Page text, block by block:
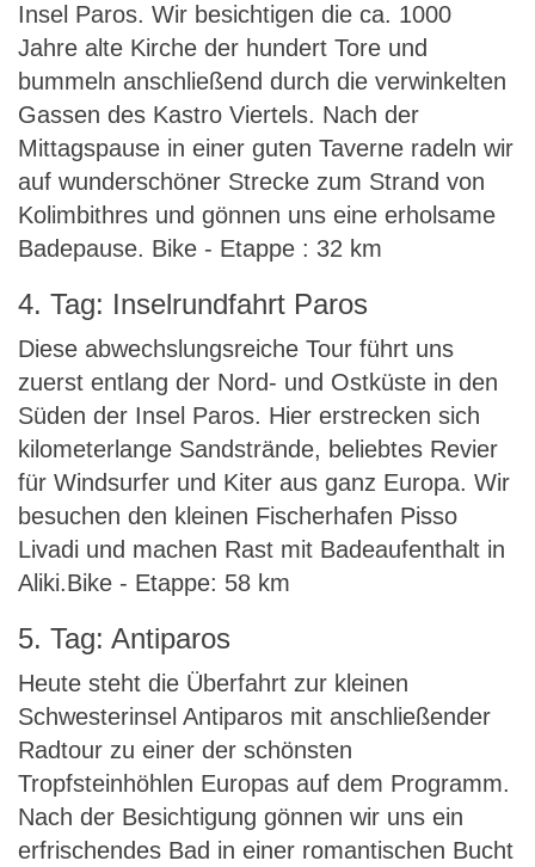
Insel Paros. Wir besichtigen die ca. 1000
Jahre alte Kirche der hundert Tore und
bummeln anschließend durch die verwinkelten
Gassen des Kastro Viertels. Nach der
Mittagspause in einer guten Taverne radeln wir
auf wunderschöner Strecke zum Strand von
Kolimbithres und gönnen uns eine erholsame
Badepause. Bike - Etappe : 32 km
4. Tag: Inselrundfahrt Paros
Diese abwechslungsreiche Tour führt uns
zuerst entlang der Nord- und Ostküste in den
Süden der Insel Paros. Hier erstrecken sich
kilometerlange Sandstrände, beliebtes Revier
für Windsurfer und Kiter aus ganz Europa. Wir
besuchen den kleinen Fischerhafen Pisso
Livadi und machen Rast mit Badeaufenthalt in
Aliki.Bike - Etappe: 58 km
5. Tag: Antiparos
Heute steht die Überfahrt zur kleinen
Schwesterinsel Antiparos mit anschließender
Radtour zu einer der schönsten
Tropfsteinhöhlen Europas auf dem Programm.
Nach der Besichtigung gönnen wir uns ein
erfrischendes Bad in einer romantischen Bucht